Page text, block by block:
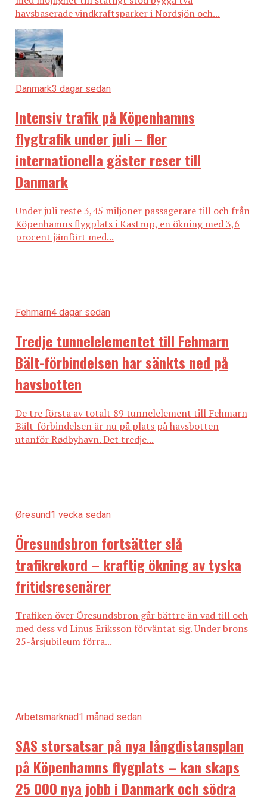
ekonomiska oro och turbulens som pandemin och
lågkonjunkturen skapar, säger Katrin Stjernfeldt
Jammeh (S), kommunstyrelsens ordförande i en
kommentar.
Resultatet bygger på en delårsrapport för januari till
augusti i år. (News Øresund)
Läs också:
Mycket nära att Danmark inför resesrestriktioner mot
Skåne – 12 svenska regioner i karantän
Tillväxtkommission tillsätts i Malmö
havsbaserade vindkraftsparker i Nordsjön och...
Danmark3 dagar sedan
Intensiv trafik på Köpenhamns
flygtrafik under juli – fler
internationella gäster reser till
Danmark
Under juli reste 3,45 miljoner passagerare till och från
Köpenhamns flygplats i Kastrup, en ökning med 3,6
procent jämfört med...
Fehmarn4 dagar sedan
Tredje tunnelelementet till Fehmarn
Bält-förbindelsen har sänkts ned på
havsbotten
De tre första av totalt 89 tunnelelement till Fehmarn
Bält-förbindelsen är nu på plats på havsbotten
utanför Rødbyhavn. Det tredje...
Øresund1 vecka sedan
Öresundsbron fortsätter slå
trafikrekord – kraftig ökning av tyska
fritidsresenärer
Trafiken över Öresundsbron går bättre än vad till och
med dess vd Linus Eriksson förväntat sig. Under brons
25-årsjubileum förra...
Arbetsmarknad1 månad sedan
SAS storsatsar på nya långdistansplan
på Köpenhamns flygplats – kan skaps
25 000 nya jobb i Danmark och södra